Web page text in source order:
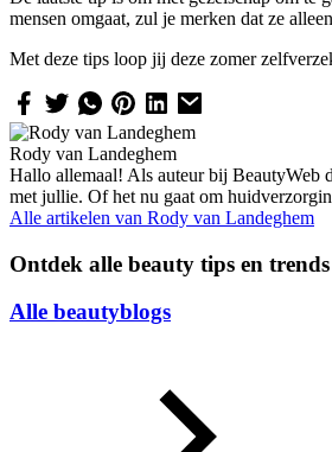
mensen omgaat, zul je merken dat ze
Met deze tips loop jij deze zomer
Rody van Landeghem
Hallo allemaal! Als auteur bij BeautyWeb
met jullie. Of het nu gaat om
Alle artikelen van Rody van Landeghem
Ontdek alle beauty tips en trends
Alle beautyblogs